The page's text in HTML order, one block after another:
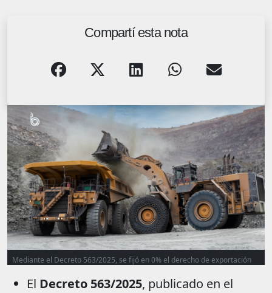
Compartí esta nota
Mediante el Decreto 563/2025, se fijó en 0% el derecho de exportación
exportadores de cobre que nunca llegó a implementarse.
El Decreto 563/2025, publicado en el